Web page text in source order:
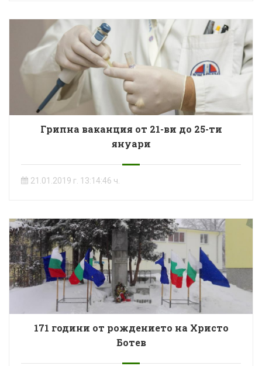
Грипна ваканция от 21-ви до 25-ти
януари
21.01.2019 г. 13:14:46 ч.
171 години от рождението на Христо
Ботев